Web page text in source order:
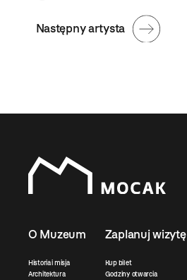
Następny artysta
O Muzeum
Historia i misja
Architektura
Zaplanuj wizytę
Kup bilet
Godziny otwarcia